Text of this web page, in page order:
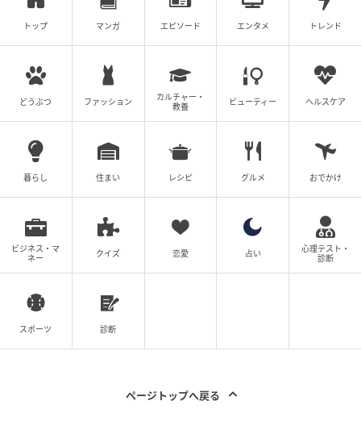
トップ マンガ エピソード エンタメ トレンド
どうぶつ ファッション
カルチャー・
教養
ビューティー ヘルスケア
暮らし 住まい レシピ グルメ おでかけ
ビジネス・マ
ネー
クイズ 恋愛 占い
心理テスト・
診断
スポーツ 診断
ページトップへ戻る